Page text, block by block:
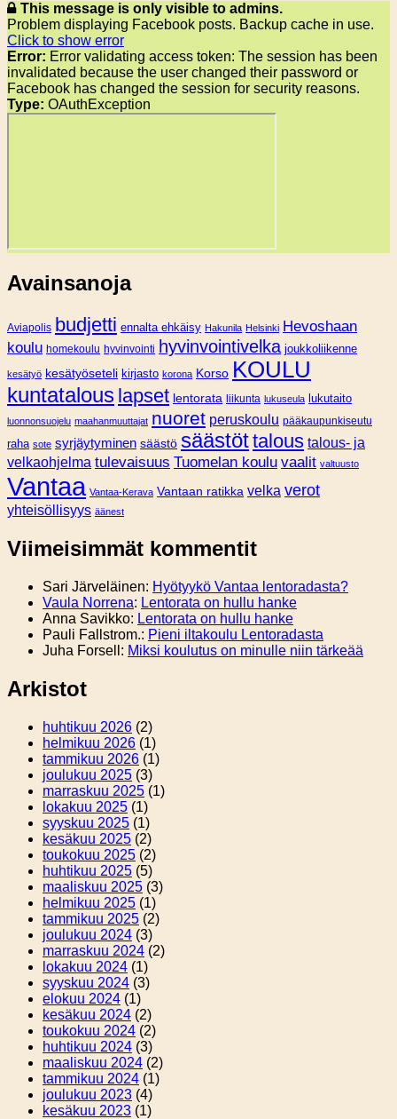
This message is only visible to admins.
Problem displaying Facebook posts. Backup cache in use.
Click to show error
Error: Error validating access token: The session has been
invalidated because the user changed their password or
Facebook has changed the session for security reasons.
Type: OAuthException
Avainsanoja
Aviapolis budjetti ennalta ehkäisy Hakunila Helsinki Hevoshaan
koulu homekoulu hyvinvointi hyvinvointivelka joukkoliikenne
kesätyö kesätyöseteli kirjasto korona Korso KOULU
kuntatalous lapset lentorata liikunta lukuseula lukutaito
luonnonsuojelu maahanmuuttajat nuoret peruskoulu pääkaupunkiseutu
raha sote syrjäytyminen säästö säästöttalous talous- ja
velkaohjelma tulevaisuus Tuomelan koulu vaalit valtuusto
Vantaa Vantaa-Kerava Vantaan ratikka velka verot
yhteisöllisyys äänest
Viimeisimmät kommentit
Sari Järveläinen: Hyötyykö Vantaa lentoradasta?
Vaula Norrena: Lentorata on hullu hanke
Anna Savikko: Lentorata on hullu hanke
Pauli Fallstrom.: Pieni iltakoulu Lentoradasta
Juha Forsell : Miksi koulutus on minulle niin tärkeää
Arkistot
huhtikuu 2026 (2)
helmikuu 2026 (1)
tammikuu 2026 (1)
joulukuu 2025 (3)
marraskuu 2025 (1)
lokakuu 2025 (1)
syyskuu 2025 (1)
kesäkuu 2025 (2)
toukokuu 2025 (2)
huhtikuu 2025 (5)
maaliskuu 2025 (3)
helmikuu 2025 (1)
tammikuu 2025 (2)
joulukuu 2024 (3)
marraskuu 2024 (2)
lokakuu 2024 (1)
syyskuu 2024 (3)
elokuu 2024 (1)
kesäkuu 2024 (2)
toukokuu 2024 (2)
huhtikuu 2024 (3)
maaliskuu 2024 (2)
tammikuu 2024 (1)
joulukuu 2023 (4)
kesäkuu 2023 (1)